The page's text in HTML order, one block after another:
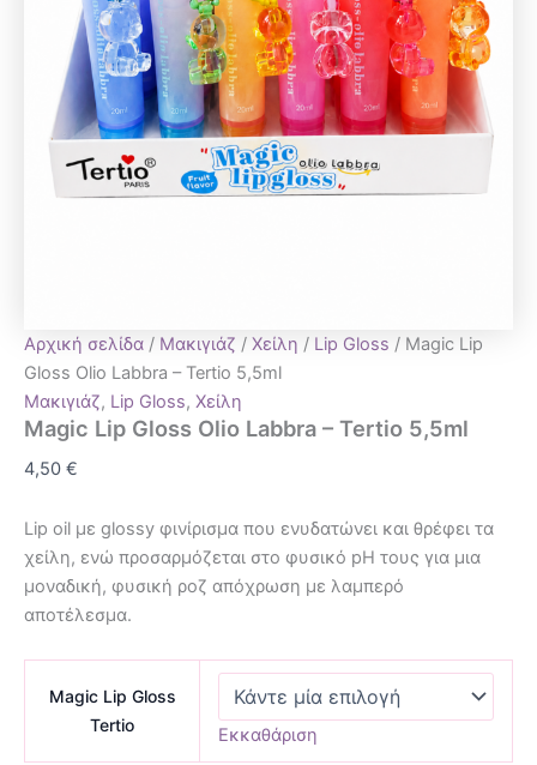
Αρχική σελίδα / Μακιγιάζ / Χείλη / Lip Gloss / Magic Lip
Gloss Olio Labbra – Tertio 5,5ml
Μακιγιάζ, Lip Gloss, Χείλη
Magic Lip Gloss Olio Labbra – Tertio 5,5ml
4,50 €
Lip oil με glossy φινίρισμα που ενυδατώνει και θρέφει τα
χείλη, ενώ προσαρμόζεται στο φυσικό pH τους για μια
μοναδική, φυσική ροζ απόχρωση με λαμπερό
αποτέλεσμα.
Magic Lip Gloss
Tertio
Εκκαθάριση